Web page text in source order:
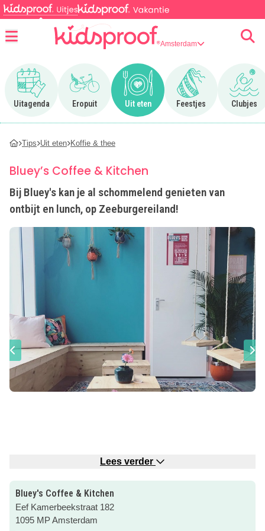
Amsterdam
Uitagenda
Ga naar Uitagenda
Eropuit
Ga naar Eropuit
Uit eten
Ga naar Uit eten
Feestjes
Ga naar Feestjes
Clubjes
Ga
Tips Uit eten Koffie & thee
Bluey’s Coffee & Kitchen
Bij Bluey's kan je al schommelend genieten van
ontbijt en lunch, op Zeeburgereiland!
Samen met de kids ergens ontbijten of lunchen? Kom naar
Bluey’sop Zeeburgereiland!
Lees verder
Bluey's Coffee & Kitchen
Eef Kamerbeekstraat 182
1095 MP Amsterdam